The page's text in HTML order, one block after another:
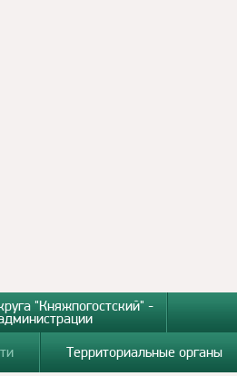
"Княжпогостский" -
Территориальные органы